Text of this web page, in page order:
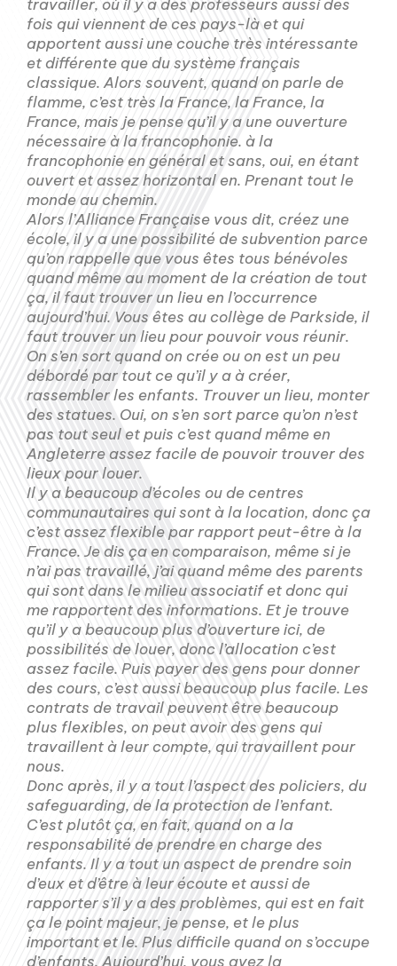
travailler, où il y a des professeurs aussi des
fois qui viennent de ces pays-là et qui
apportent aussi une couche très intéressante
et différente que du système français
classique. Alors souvent, quand on parle de
flamme, c’est très la France, la France, la
France, mais je pense qu’il y a une ouverture
nécessaire à la francophonie. à la
francophonie en général et sans, oui, en étant
ouvert et assez horizontal en. Prenant tout le
monde au chemin.
Alors l’Alliance Française vous dit, créez une
école, il y a une possibilité de subvention parce
qu’on rappelle que vous êtes tous bénévoles
quand même au moment de la création de tout
ça, il faut trouver un lieu en l’occurrence
aujourd’hui. Vous êtes au collège de Parkside, il
faut trouver un lieu pour pouvoir vous réunir.
On s’en sort quand on crée ou on est un peu
débordé par tout ce qu’il y a à créer,
rassembler les enfants. Trouver un lieu, monter
des statues. Oui, on s’en sort parce qu’on n’est
pas tout seul et puis c’est quand même en
Angleterre assez facile de pouvoir trouver des
lieux pour louer.
Il y a beaucoup d’écoles ou de centres
communautaires qui sont à la location, donc ça
c’est assez flexible par rapport peut-être à la
France. Je dis ça en comparaison, même si je
n’ai pas travaillé, j’ai quand même des parents
qui sont dans le milieu associatif et donc qui
me rapportent des informations. Et je trouve
qu’il y a beaucoup plus d’ouverture ici, de
possibilités de louer, donc l’allocation c’est
assez facile. Puis payer des gens pour donner
des cours, c’est aussi beaucoup plus facile. Les
contrats de travail peuvent être beaucoup
plus flexibles, on peut avoir des gens qui
travaillent à leur compte, qui travaillent pour
nous.
Donc après, il y a tout l’aspect des policiers, du
safeguarding, de la protection de l’enfant.
C’est plutôt ça, en fait, quand on a la
responsabilité de prendre en charge des
enfants. Il y a tout un aspect de prendre soin
d’eux et d’être à leur écoute et aussi de
rapporter s’il y a des problèmes, qui est en fait
ça le point majeur, je pense, et le plus
important et le. Plus difficile quand on s’occupe
d’enfants. Aujourd’hui, vous avez la